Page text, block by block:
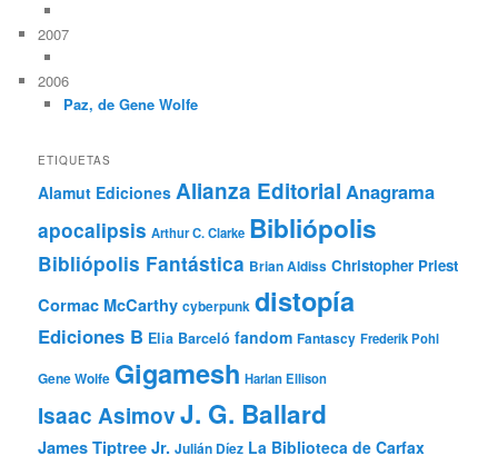
2007
2006
Paz, de Gene Wolfe
ETIQUETAS
Alamut Ediciones Alianza Editorial Anagrama
apocalipsis Arthur C. Clarke Bibliópolis
Bibliópolis Fantástica Brian Aldiss Christopher Priest
Cormac McCarthy cyberpunk distopía
Ediciones B Elia Barceló fandom Fantascy Frederik Pohl
Gene Wolfe Gigamesh Harlan Ellison
Isaac AsimovJ. G. Ballard
James Tiptree Jr. Julián Díez La Biblioteca de Carfax